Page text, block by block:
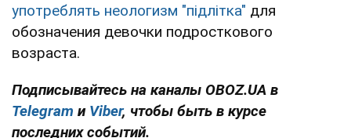
употреблять неологизм "підлітка" для
обозначения девочки подросткового
возраста.
Подписывайтесь на каналы OBOZ.UA в
Telegram и Viber, чтобы быть в курсе
последних событий.